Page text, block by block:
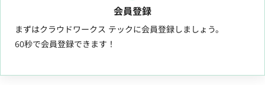
会員登録
まずはクラウドワークス テックに会員登録しましょう。
60秒で会員登録できます！